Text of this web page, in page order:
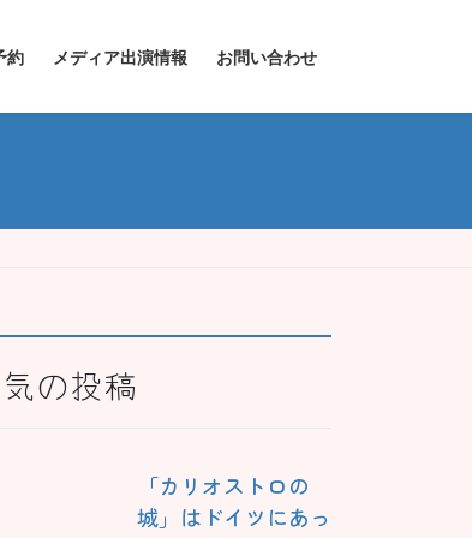
約 メディア出演情報 お問い合わせ
の投稿
「カリオストロの
城」はドイツにあっ